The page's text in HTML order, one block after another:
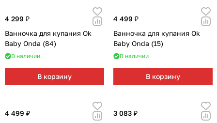
4 299 ₽
Ванночка для купания Ok
Baby Onda (84)
В наличии
В корзину
4 499 ₽
Ванночка для купания Ok
Baby Onda (15)
В наличии
В корзину
4 499 ₽
3 083 ₽